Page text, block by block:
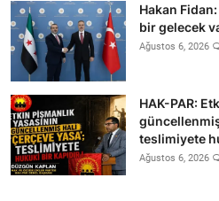
Hakan
bir gelecek
Ağustos 6, 2026
HAK-PAR:
teslimiyete
Ağustos 6, 2026